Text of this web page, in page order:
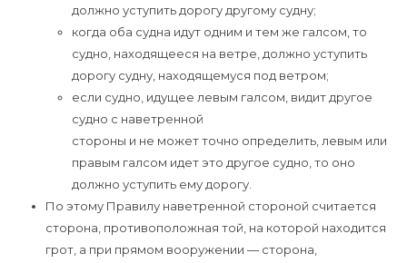
должно уступить дорогу другому судну;
когда оба судна идут одним и тем же галсом, то
судно, находящееся на ветре, должно уступить
дорогу судну, находящемуся под ветром;
если судно, идущее левым галсом, видит другое
судно с наветренной
стороны и не может точно определить, левым или
правым галсом идет это другое судно, то оно
должно уступить ему дорогу.
По этому Правилу наветренной стороной считается
сторона, противоположная той, на которой находится
грот, а при прямом вооружении — сторона,